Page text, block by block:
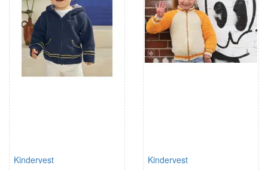
Kindervest Kindervest